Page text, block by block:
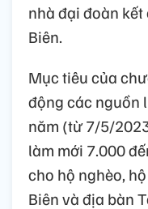
nhà đại đoàn
Biên.
Mục tiêu của
động các nguồn
năm (từ 7/5/
làm mới 7.000
cho hộ nghèo,
Biên và địa bàn